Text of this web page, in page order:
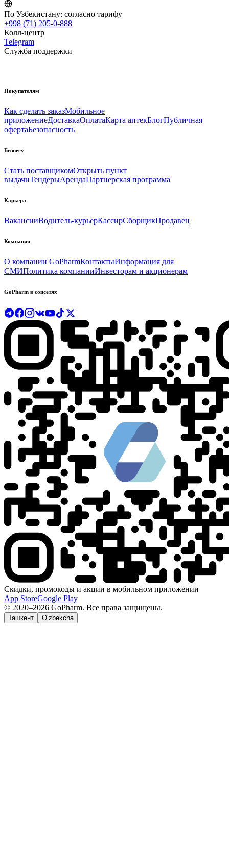
По Узбекистану: согласно тарифу
+998 (71) 205-0-888
Колл-центр
Telegram
Служба поддержки
Покупателям
Как сделать заказМобильное
приложениеДоставкаОплатаКарта аптекБлогПубличная
офертаБезопасность
Бизнесу
Стать поставщикомОткрыть пункт
выдачиТендерыАрендаПартнерская программа
Карьера
ВакансииВодитель-курьерКассирСборщикПродавец
Компания
О компании GoPharmКонтактыИнформация для
СМИПолитика компанииИнвесторам и акционерам
GoPharm в соцсетях
Скидки, промокоды и акции в мобильном приложении
App StoreGoogle Play
© 2020–2026 GoPharm. Все права защищены.
Ташкент O‘zbekcha